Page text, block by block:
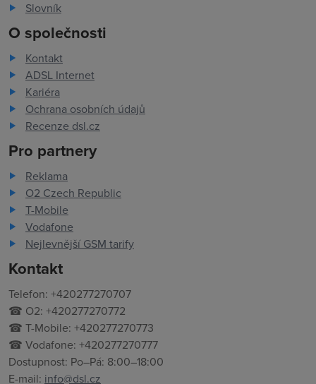
Slovník
O společnosti
Kontakt
ADSL Internet
Kariéra
Ochrana osobních údajů
Recenze dsl.cz
Pro partnery
Reklama
O2 Czech Republic
T-Mobile
Vodafone
Nejlevnější GSM tarify
Kontakt
Telefon: +420277270707
☎ O2: +420277270772
☎ T-Mobile: +420277270773
☎ Vodafone: +420277270777
Dostupnost: Po–Pá: 8:00–18:00
E-mail: info@dsl.cz